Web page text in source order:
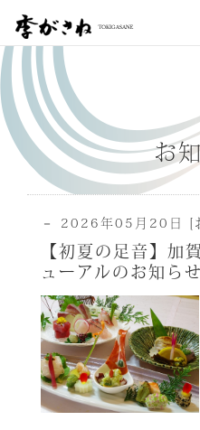
お
－ 2026年05月20日 [
【初夏の足音】加
ューアルのお知らせ